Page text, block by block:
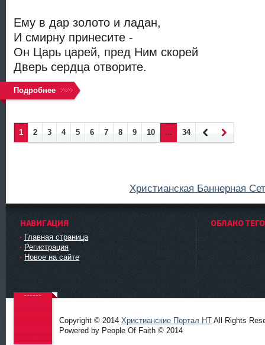
Ему в дар золото и ладан,
И смирну принесите -
Он Царь царей, пред Ним скорей
Дверь сердца отворите.
Подробнее
1 2 3 4 5 6 7 8 9 10 ...
34
Христианская Баннерная
НАВИГАЦИЯ
Главная страница
Регистрация
Новое на сайте
ОБЛАКО
Copyright © 2014 Христианские Портал HT All Rights
Powered by People Of Faith © 2014